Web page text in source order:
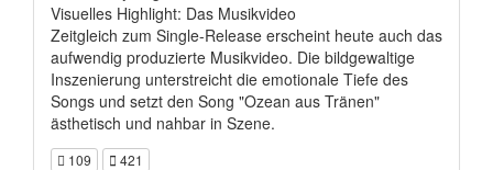
Visuelles Highlight: Das Musikvideo
Zeitgleich zum Single-Release erscheint heute auch das
aufwendig produzierte Musikvideo. Die bildgewaltige
Inszenierung unterstreicht die emotionale Tiefe des
Songs und setzt den Song "Ozean aus Tränen"
ästhetisch und nahbar in Szene.
109 421